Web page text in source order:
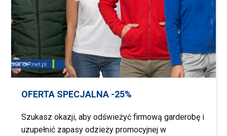
OFERTA SPECJALNA -25%
Szukasz okazji, aby odświeżyć firmową garderobę i
uzupełnić zapasy odzieży promocyjnej w